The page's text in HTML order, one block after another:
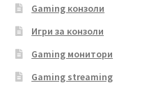
Gaming конзоли
Игри за конзоли
Gaming монитори
Gaming streaming